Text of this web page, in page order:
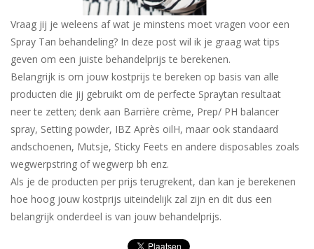
Sjolie
IBZ
Cadeaubonnen
Blog
Merken
gift cards/ cadeau bonnen
Vraag jij je weleens af wat je minstens moet vragen voor een
Spray Tan behandeling? In deze post wil ik je graag wat tips
geven om een juiste behandelprijs te berekenen.
Belangrijk is om jouw kostprijs te bereken op basis van alle
producten die jij gebruikt om de perfecte Spraytan resultaat
neer te zetten; denk aan Barrière crème, Prep/ PH balancer
spray, Setting powder, IBZ Après oilH, maar ook standaard
andschoenen, Mutsje, Sticky Feets en andere disposables zoals
wegwerpstring of wegwerp bh enz.
Als je de producten per prijs terugrekent, dan kan je berekenen
hoe hoog jouw kostprijs uiteindelijk zal zijn en dit dus een
belangrijk onderdeel is van jouw behandelprijs.